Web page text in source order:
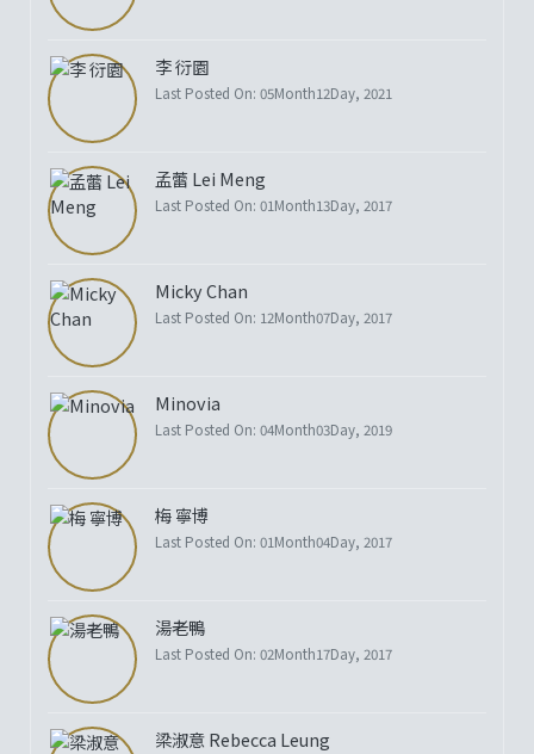
李 衍園
Last Posted On: 05Month12Day, 2021
孟蕾 Lei Meng
Last Posted On: 01Month13Day, 2017
Micky Chan
Last Posted On: 12Month07Day, 2017
Minovia
Last Posted On: 04Month03Day, 2019
梅 寧博
Last Posted On: 01Month04Day, 2017
湯老鴨
Last Posted On: 02Month17Day, 2017
梁淑意 Rebecca Leung